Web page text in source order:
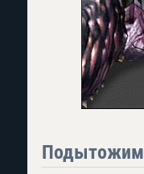
Подытожим